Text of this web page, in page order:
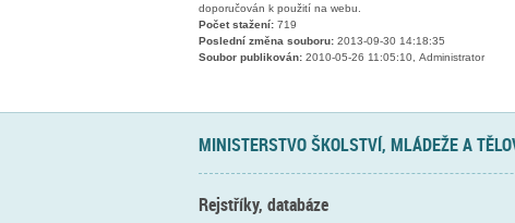
doporučován k použití na webu.
Počet stažení: 719
Poslední změna souboru: 2013-09-30 14:18:35
Soubor publikován: 2010-05-26 11:05:10, Administrator
MINISTERSTVO ŠKOLSTVÍ, MLÁDEŽE A
Rejstříky, databáze